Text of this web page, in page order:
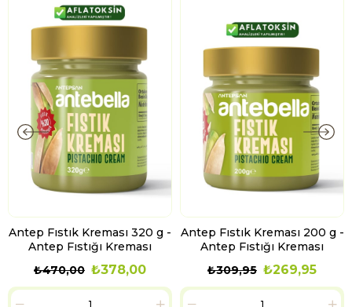
Antep Fıstık Kreması 320 g -
Antep Fıstığı Kreması
₺378,00
₺470,00
Antep Fıstık Kreması 200 g -
Antep Fıstığı Kreması
₺269,95
₺309,95